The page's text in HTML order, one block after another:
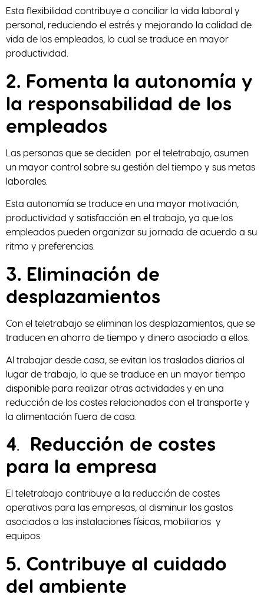
Esta flexibilidad contribuye a conciliar la vida laboral y
personal, reduciendo el estrés y mejorando la calidad de
vida de los empleados, lo cual se traduce en mayor
productividad.
2. Fomenta la autonomía y
la responsabilidad de los
empleados
Las personas que se deciden por el teletrabajo, asumen
un mayor control sobre su gestión del tiempo y sus metas
laborales.
Esta autonomía se traduce en una mayor motivación,
productividad y satisfacción en el trabajo, ya que los
empleados pueden organizar su jornada de acuerdo a su
ritmo y preferencias.
3. Eliminación de
desplazamientos
Con el teletrabajo se eliminan los desplazamientos, que se
traducen en ahorro de tiempo y dinero asociado a ellos.
Al trabajar desde casa, se evitan los traslados diarios al
lugar de trabajo, lo que se traduce en un mayor tiempo
disponible para realizar otras actividades y en una
reducción de los costes relacionados con el transporte y
la alimentación fuera de casa.
4. Reducción de costes
para la empresa
El teletrabajo contribuye a la reducción de costes
operativos para las empresas, al disminuir los gastos
asociados a las instalaciones físicas, mobiliarios y
equipos.
5. Contribuye al cuidado
del ambiente